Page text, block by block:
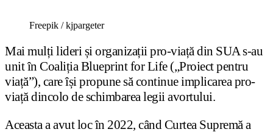
Freepik / kjpargeter
Mai mulți lideri și organizații pro-viață din SUA s-au
unit în Coaliția Blueprint for Life („Proiect pentru
viață”), care își propune să continue implicarea pro-
viață dincolo de schimbarea legii avortului.
Aceasta a avut loc în 2022, când Curtea Supremă a